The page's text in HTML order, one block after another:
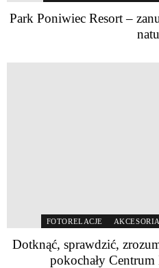
Park Poniwiec Resort –
FOTORELACJE AKCESORIA
Dotknąć, sprawdzić,
pokochały